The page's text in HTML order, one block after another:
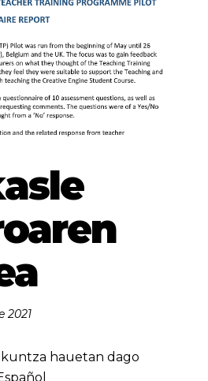
2021
hauetan dago